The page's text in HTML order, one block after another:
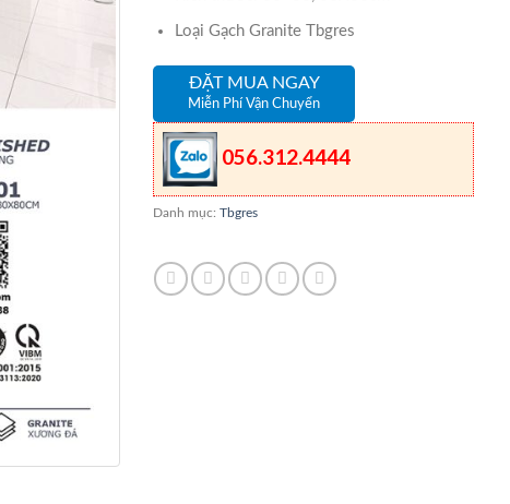
Loại Gạch Granite Tbgres
ĐẶT MUA NGAY
Miễn Phí Vận Chuyển
056.312.4444
Danh mục: Tbgres